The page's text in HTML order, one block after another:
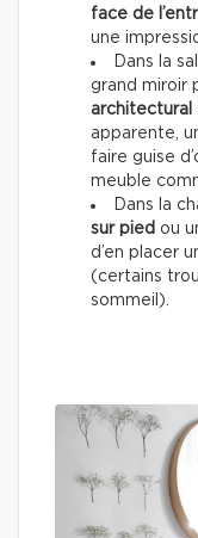
face de
une
Dans la
grand miroir
architectural
apparente,
faire guise
meuble
Dans la
sur pied ou
d’en placer
(certains
sommeil).